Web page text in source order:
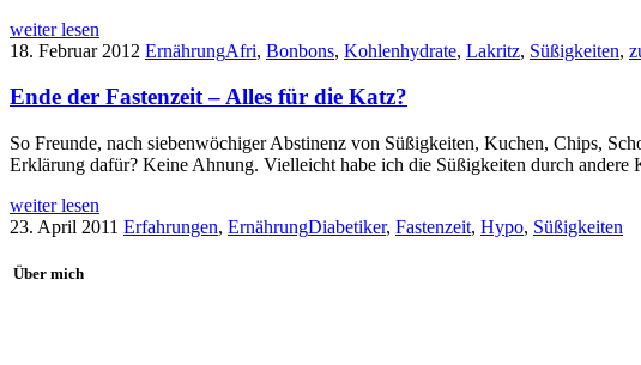
weiter lesen
18. Februar 2012 ErnährungAfri, Bonbons, Kohlenhydrate, Lakritz, Süßigkeiten,
Ende der Fastenzeit – Alles für die Katz?
So Freunde, nach siebenwöchiger Abstinenz von Süßigkeiten, Kuchen, Chips,
Erklärung dafür? Keine Ahnung. Vielleicht habe ich die Süßigkeiten durch
weiter lesen
23. April 2011 Erfahrungen, ErnährungDiabetiker, Fastenzeit, Hypo, Süßigkeiten
Über mich